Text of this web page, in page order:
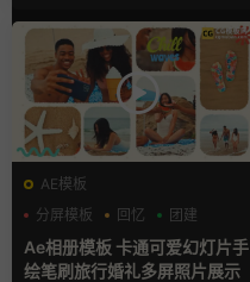
AE模板
分屏模板
回忆 团建
Ae相册模板 卡通可爱幻灯片手
绘笔刷旅行婚礼多屏照片展示